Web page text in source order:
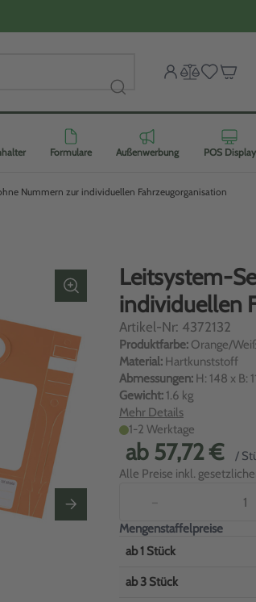
Formulare Außenwerbung POS Display
Nummern zur individuellen Fahrzeugorganisation
Leitsystem-
individuellen
Artikel-Nr: 4372132
Produktfarbe: Orange/
Material: Hartkunststoff
Abmessungen: H: 148 x B:
Gewicht: 1.6 kg
Mehr Details
1-2 Werktage
ab 57,72 €
/
Alle Preise inkl.
−
Mengenstaffelpreise
ab1 Stück
ab3 Stück